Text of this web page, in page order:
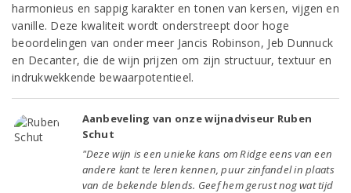
harmonieus en sappig karakter en tonen van kersen, vijgen en
vanille. Deze kwaliteit wordt onderstreept door hoge
beoordelingen van onder meer Jancis Robinson, Jeb Dunnuck
en Decanter, die de wijn prijzen om zijn structuur, textuur en
indrukwekkende bewaarpotentieel.
Aanbeveling van onze wijnadviseur Ruben
Schut
"Deze wijn is een unieke kans om Ridge eens van een
andere kant te leren kennen, puur zinfandel in plaats
van de bekende blends. Geef hem gerust nog wat tijd